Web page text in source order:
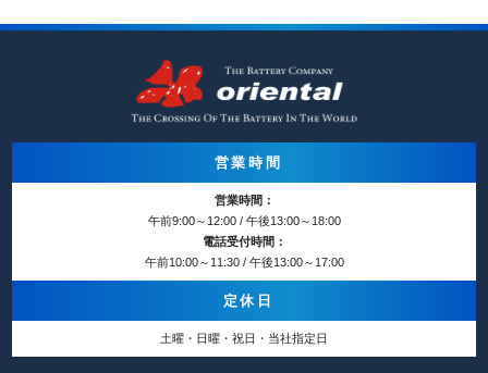
営業時間
営業時間：
午前9:00～12:00 / 午後13:00～18:00
電話受付時間：
午前10:00～11:30 / 午後13:00～17:00
定休日
土曜・日曜・祝日・当社指定日